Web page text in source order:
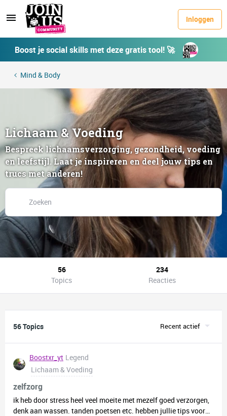
Inloggen
Boost je social skills met deze gratis tool! 🚀
Mind & Body
Lichaam & Voeding
Bespreek lichaamsverzorging, gezondheid, voeding
en leefstijl. Laat je inspireren en deel jouw tips en
trucs met anderen!
56
Topics
234
Reacties
56 Topics Recent actief
Boostxr_yt Legend
Lichaam & Voeding
zelfzorg
ik heb door stress heel veel moeite met mezelf goed verzorgen,
denk aan wassen. tanden poetsen etc. hebben jullie tips voor